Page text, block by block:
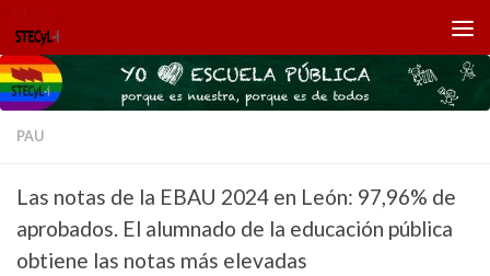
Saltar al contenido
PAU
Las notas de la EBAU 2024 en León: 97,96% de
aprobados. El alumnado de la educación pública
obtiene las notas más elevadas